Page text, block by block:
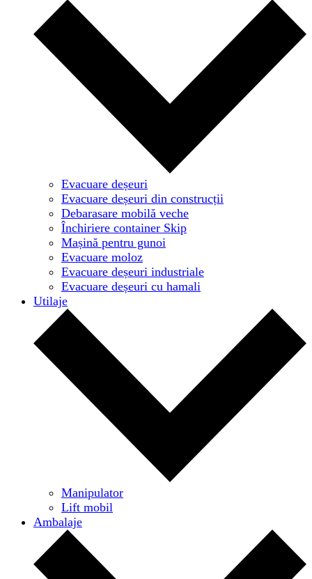
Evacuare deșeuri
Evacuare deșeuri din construcții
Debarasare mobilă veche
Închiriere container Skip
Mașină pentru gunoi
Evacuare moloz
Evacuare deșeuri industriale
Evacuare deșeuri cu hamali
Utilaje
Manipulator
Lift mobil
Ambalaje